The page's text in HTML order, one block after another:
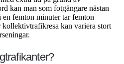
kan man som fotgängare nästan
en femton minuter tar femton
kollektivtrafikresa kan variera stort